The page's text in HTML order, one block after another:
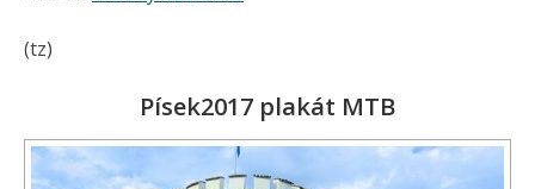
(tz)
Písek2017 plakát MTB